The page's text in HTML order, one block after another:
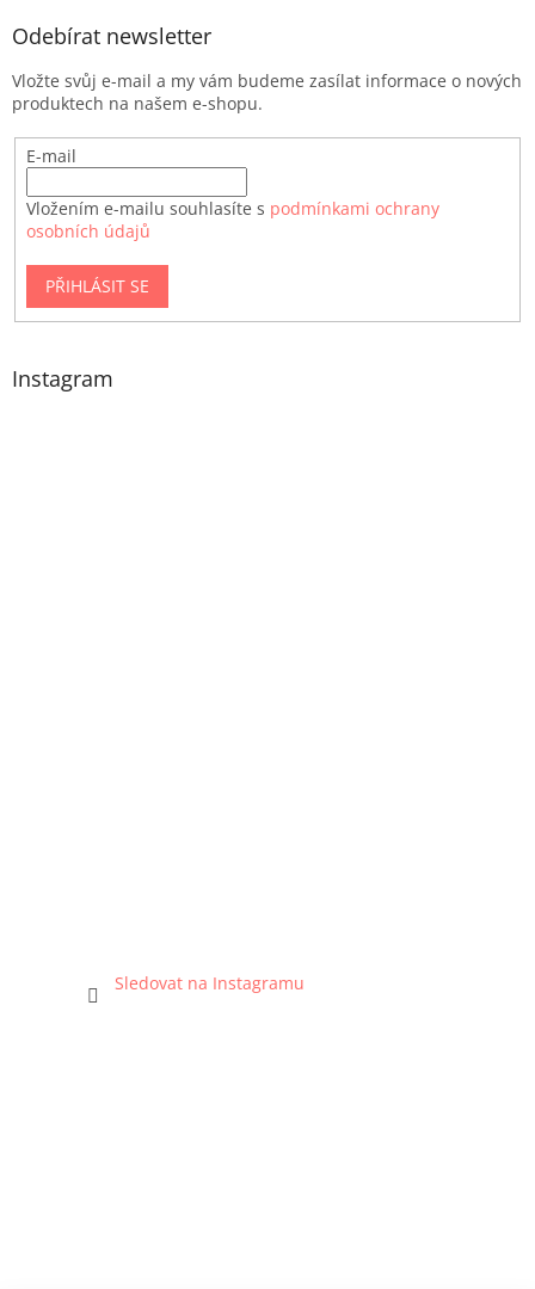
Odebírat newsletter
Vložte svůj e-mail a my vám budeme zasílat informace o nových
produktech na našem e-shopu.
E-mail
Vložením e-mailu souhlasíte s podmínkami ochrany
osobních údajů
PŘIHLÁSIT SE
Instagram
Sledovat na Instagramu